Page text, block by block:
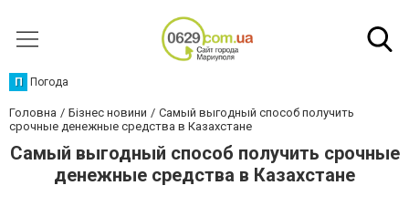
П Погода
Головна Бізнес новини
Самый выгодный способ получить
срочные денежные средства в Казахстане
Самый выгодный способ получить срочные
денежные средства в Казахстане